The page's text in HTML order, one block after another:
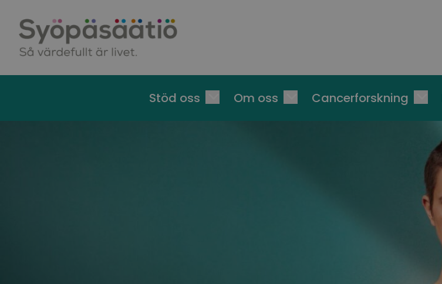
Stöd oss Om oss Cancerforskning